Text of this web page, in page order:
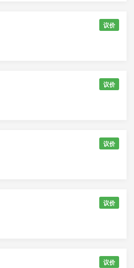
议价
议价
议价
议价
议价